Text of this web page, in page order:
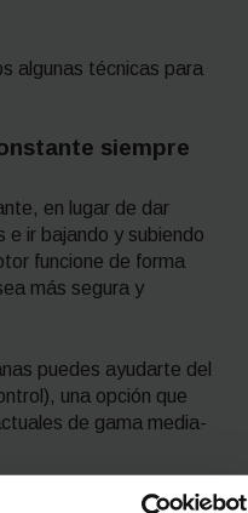
algunas técnicas para
siempre
en lugar de dar
e ir bajando y subiendo
funcione de forma
más segura y
puedes ayudarte del
), una opción que
de gama media-
tan pronto